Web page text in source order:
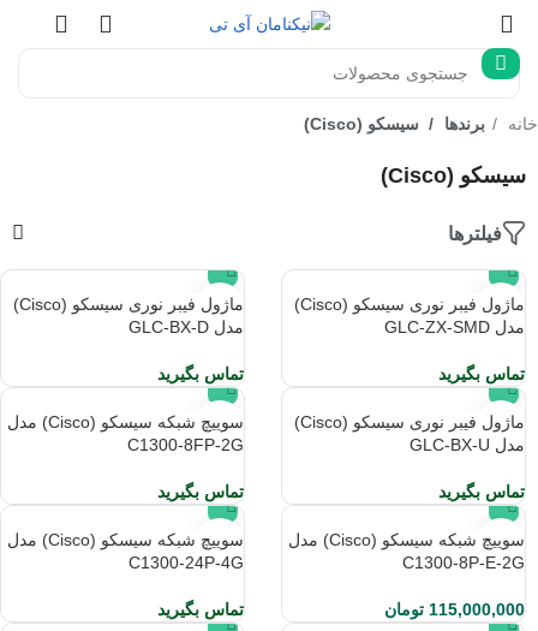
خانه برندها سیسکو (Cisco)
سیسکو (Cisco)
فیلترها
ماژول فیبر نوری سیسکو (Cisco)
مدل GLC-ZX-SMD
تماس بگیرید
ماژول فیبر نوری سیسکو (Cisco)
مدل GLC-BX-D
تماس بگیرید
ماژول فیبر نوری سیسکو (Cisco)
مدل GLC-BX-U
تماس بگیرید
سوییچ شبکه سیسکو (Cisco) مدل
C1300-8FP-2G
تماس بگیرید
سوییچ شبکه سیسکو (Cisco) مدل
C1300-8P-E-2G
115,000,000 تومان
سوییچ شبکه سیسکو (Cisco) مدل
C1300-24P-4G
تماس بگیرید